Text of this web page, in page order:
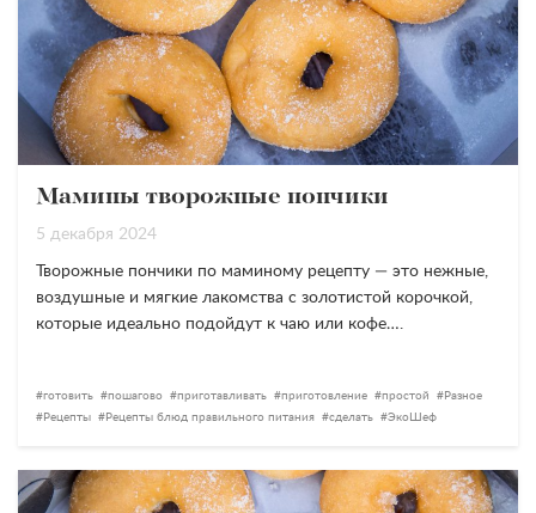
Мамины творожные пончики
5 декабря 2024
Творожные пончики по маминому рецепту — это нежные,
воздушные и мягкие лакомства с золотистой корочкой,
которые идеально подойдут к чаю или кофе….
готовить пошагово приготавливать приготовление простой
Разное
Рецепты
Рецепты блюд правильного питания сделать ЭкоШеф